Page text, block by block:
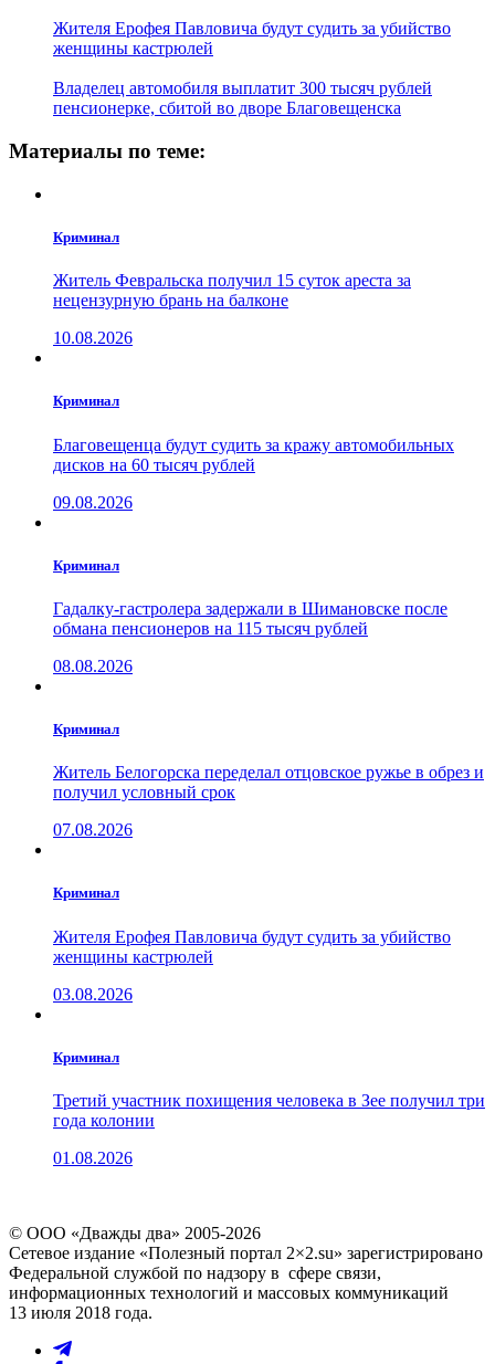
Жителя Ерофея Павловича будут судить за убийство
женщины кастрюлей
Владелец автомобиля выплатит 300 тысяч рублей
пенсионерке, сбитой во дворе Благовещенска
Материалы по теме:
Криминал
Житель Февральска получил 15 суток ареста за
нецензурную брань на балконе
10.08.2026
Криминал
Благовещенца будут судить за кражу автомобильных
дисков на 60 тысяч рублей
09.08.2026
Криминал
Гадалку-гастролера задержали в Шимановске после
обмана пенсионеров на 115 тысяч рублей
08.08.2026
Криминал
Житель Белогорска переделал отцовское ружье в обрез и
получил условный срок
07.08.2026
Криминал
Жителя Ерофея Павловича будут судить за убийство
женщины кастрюлей
03.08.2026
Криминал
Третий участник похищения человека в Зее получил три
года колонии
01.08.2026
© ООО «Дважды два» 2005-2026
Сетевое издание «Полезный портал 2×2.su» зарегистрировано
Федеральной службой по надзору в сфере связи,
информационных технологий и массовых коммуникаций
13 июля 2018 года.